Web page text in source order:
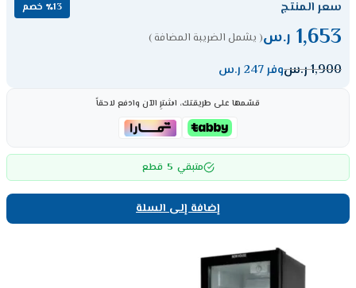
سعر المنتج ٪13 خصم
1,653 ر.س( يشمل الضريبة المضافة )
1,900ر.سوفر 247 ر.س
قسّمها على طريقتك، اشترِ الآن وادفع لاحقاً
متبقي 5 قطع
إضافة إلى السلة